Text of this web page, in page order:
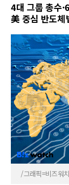
4대 그룹 총수
美 중심 반도체
/그래픽=비즈워치